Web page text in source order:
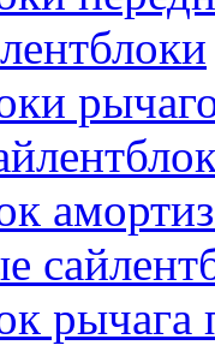
рычага